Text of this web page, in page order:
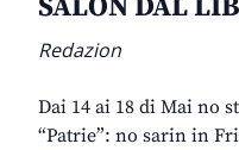
SALON DAL
Redazion
Dai 14 ai 18 di Mai no
“Patrie”: no sarin in